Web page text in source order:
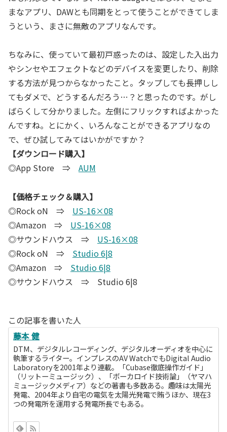
まなアプリ、DAWとも同期をとって使うことができてしま
うという、まさに無敵のアプリなんです。
ちなみに、使っていて最初戸惑ったのは、設定した入出力
やシンセやエフェクトなどのデバイスを変更したり、削除
する方法が見つからなかったこと。タップしても長押しし
てもダメで、どうするんだろう…？と思ったのです。がし
ばらくして分かりました。左側にフリックすればよかった
んですね。とにかく、いろんなことができるアプリなの
で、ぜひ試してみてはいかがですか？
【ダウンロード購入】
◎App Store ⇒ AUM
【価格チェック＆購入】
◎Rock oN ⇒ US-16×08
◎Amazon ⇒ US-16×08
◎サウンドハウス ⇒ US-16×08
◎Rock oN ⇒ Studio 6|8
◎Amazon ⇒ Studio 6|8
◎サウンドハウス ⇒ Studio 6|8
この記事を書いた人
藤本 健
DTM、デジタルレコーディング、デジタルオーディオを中心に
執筆するライター。インプレスのAV WatchでもDigital Audio
Laboratoryを2001年より連載。「Cubase徹底操作ガイド」
（リットーミュージック）、「ボーカロイド技術論」（ヤマハ
ミュージックメディア）などの著書も多数ある。趣味は太陽光
発電、2004年より自宅の電気を太陽光発電で賄うほか、現在3
つの発電所を運用する発電所長でもある。